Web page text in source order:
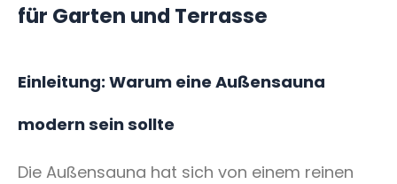
für Garten und Terrasse
Einleitung: Warum eine Außensauna
modern sein sollte
Die Außensauna hat sich von einem reinen